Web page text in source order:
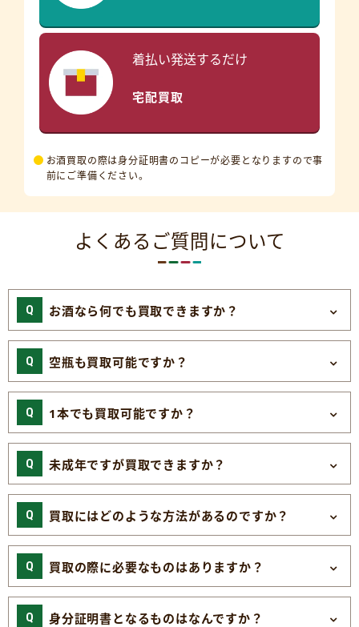
着払い発送するだけ
宅配買取
お酒買取の際は身分証明書のコピーが必要となりますので事
前にご準備ください。
よくあるご質問について
お酒なら何でも買取できますか？
空瓶も買取可能ですか？
1本でも買取可能ですか？
未成年ですが買取できますか？
買取にはどのような方法があるのですか？
買取の際に必要なものはありますか？
身分証明書となるものはなんですか？